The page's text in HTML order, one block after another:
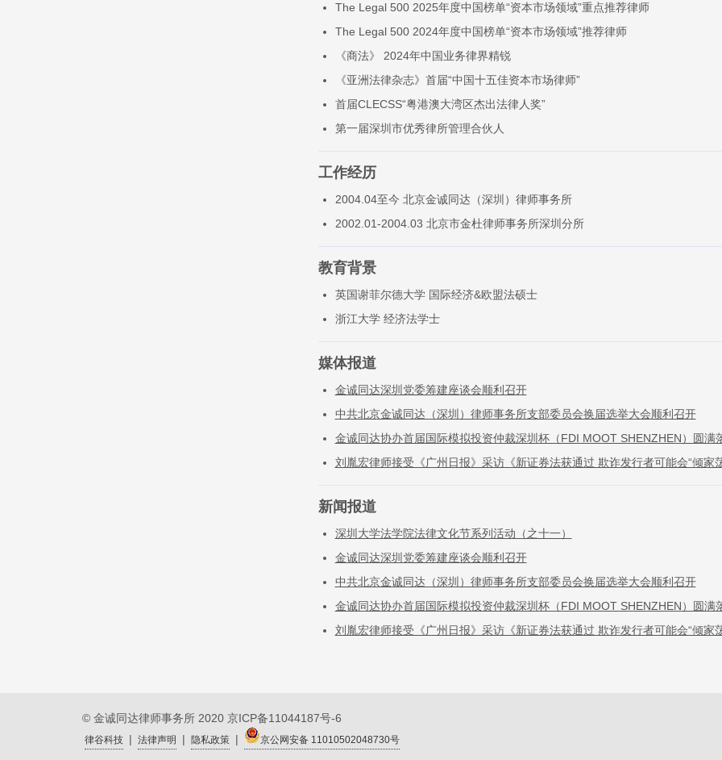
The Legal 500 2025年度中国榜单“资本市场领域”重点推荐律师
The Legal 500 2024年度中国榜单“资本市场领域”推荐律师
《商法》 2024年中国业务律界精锐
《亚洲法律杂志》首届“中国十五佳资本市场律师”
首届CLECSS“粤港澳大湾区杰出法律人奖”
第一届深圳市优秀律所管理合伙人
工作经历
2004.04至今 北京金诚同达（深圳）律师事务所
2002.01-2004.03 北京市金杜律师事务所深圳分所
教育背景
英国谢菲尔德大学 国际经济&欧盟法硕士
浙江大学 经济法学士
媒体报道
金诚同达深圳党委筹建座谈会顺利召开
中共北京金诚同达（深圳）律师事务所支部委员会换届选举大会顺利召开
金诚同达协办首届国际模拟投资仲裁深圳杯（FDI MOOT SHENZHEN）圆满
刘胤宏律师接受《广州日报》采访《新证券法获通过 欺诈发行者可能会“倾家
新闻报道
深圳大学法学院法律文化节系列活动（之十一）
金诚同达深圳党委筹建座谈会顺利召开
中共北京金诚同达（深圳）律师事务所支部委员会换届选举大会顺利召开
金诚同达协办首届国际模拟投资仲裁深圳杯（FDI MOOT SHENZHEN）圆满
刘胤宏律师接受《广州日报》采访《新证券法获通过 欺诈发行者可能会“倾家
© 金诚同达律师事务所 2020 京ICP备11044187号-6
律谷科技 | 法律声明 | 隐私政策 | 京公网安备 11010502048730号